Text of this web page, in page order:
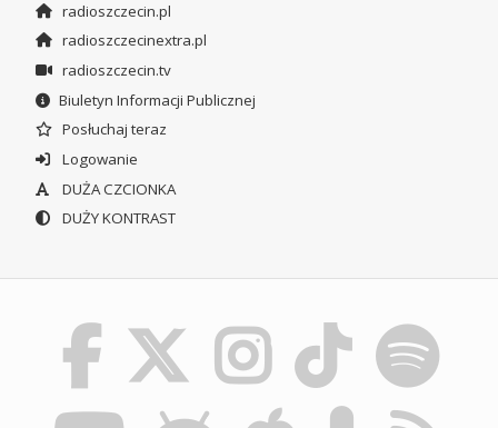
radioszczecin.pl
radioszczecinextra.pl
radioszczecin.tv
Biuletyn Informacji Publicznej
Posłuchaj teraz
Logowanie
DUŻA CZCIONKA
DUŻY KONTRAST